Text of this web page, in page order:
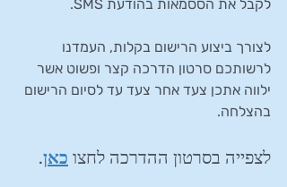
לקבל את הססמאות בהודעת SMS.
לצורך ביצוע הרישום בקלות, העמדנו
לרשותכם סרטון הדרכה קצר ופשוט אשר
ילווה אתכן צעד אחר צעד עד לסיום הרישום
בהצלחה.
לצפייה בסרטון ההדרכה לחצו כאן.